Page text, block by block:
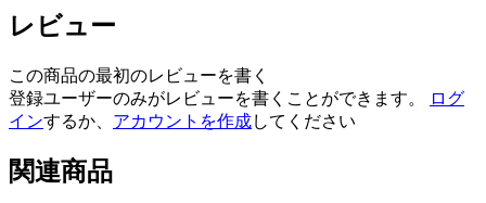
レビュー
この商品の最初のレビューを書く
登録ユーザーのみがレビューを書くことができます。
ログ
インするか、 アカウントを作成してください
関連商品